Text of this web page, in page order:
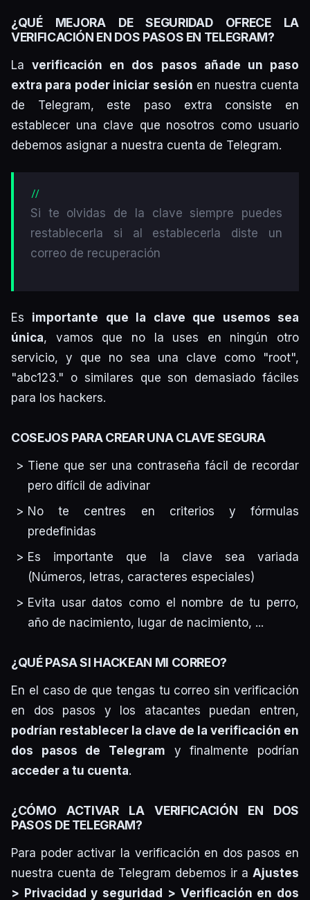
¿QUÉ MEJORA DE SEGURIDAD OFRECE LA
VERIFICACIÓN EN DOS PASOS EN TELEGRAM?
Laverificación en dos pasos añade un paso
extra para poder iniciar sesión en nuestra cuenta
de Telegram, este paso extra consiste en
establecer una clave que nosotros como usuario
debemos asignar a nuestra cuenta de Telegram.
Si te olvidas de la clave siempre puedes
restablecerla si al establecerla diste un
correo de recuperación
Es importante que la clave que usemos sea
única, vamos que no la uses en ningún otro
servicio, y que no sea una clave como "root",
"abc123." o similares que son demasiado fáciles
para los hackers.
COSEJOS PARA CREAR UNA CLAVE SEGURA
Tiene que ser una contraseña fácil de recordar
pero difícil de adivinar
No te centres en criterios y fórmulas
predefinidas
Es importante que la clave sea variada
(Números, letras, caracteres especiales)
Evita usar datos como el nombre de tu perro,
año de nacimiento, lugar de nacimiento, ...
¿QUÉ PASA SI HACKEAN MI CORREO?
En el caso de que tengas tu correo sin verificación
en dos pasos y los atacantes puedan entren,
podrían restablecer la clave de la verificación en
dos pasos de Telegram y finalmente podrían
acceder a tu cuenta.
¿CÓMO ACTIVAR LA VERIFICACIÓN EN DOS
PASOS DE TELEGRAM?
Para poder activar la verificación en dos pasos en
nuestra cuenta de Telegram debemos ir a Ajustes
> Privacidad y seguridad > Verificación en dos